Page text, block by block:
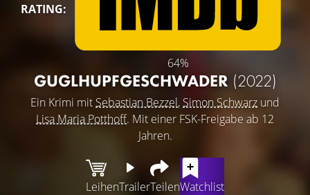
RATING:
64%
GUGLHUPFGESCHWADER (2022)
Ein Krimi mit Sebastian Bezzel, Simon Schwarz und
Lisa Maria Potthoff. Mit einer FSK-Freigabe ab 12
Jahren.
LeihenTrailerTeilenWatchlist